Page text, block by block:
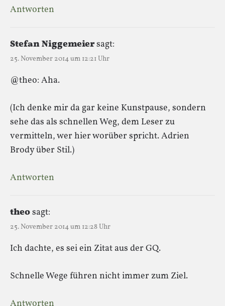
Antworten
Stefan Niggemeiersagt:
25. November 2014 um 12:21 Uhr
@theo: Aha.
(Ich denke mir da gar keine Kunstpause, sondern
sehe das als schnellen Weg, dem Leser zu
vermitteln, wer hier worüber spricht. Adrien
Brody über Stil.)
Antworten
theosagt:
25. November 2014 um 12:28 Uhr
Ich dachte, es sei ein Zitat aus der GQ.
Schnelle Wege führen nicht immer zum Ziel.